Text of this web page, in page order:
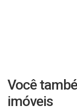
Você
imóveis